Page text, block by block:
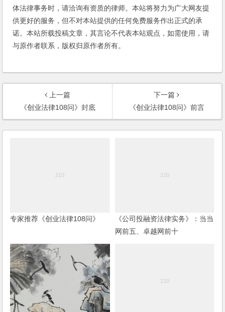
体法律事务时，请洽询有资质的律师。本站将努力为广大网友提
供更好的服务，但不对本站提供的任何免费服务作出正式的承
诺。本站所载投稿文章，其言论不代表本站观点，如需使用，请
与原作者联系，版权归原作者所有。
上一篇
《创业法律108问》封底
下一篇
《创业法律108问》前言
专家推荐《创业法律108问》
《公司投融资法律实务》：当当
网前五、卓越网前十